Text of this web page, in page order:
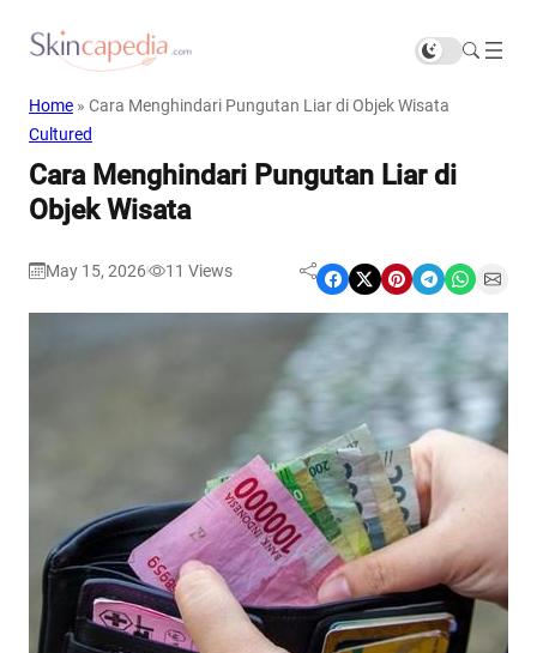
Home » Cara Menghindari Pungutan Liar di Objek Wisata
Cultured
Cara Menghindari Pungutan Liar di
Objek Wisata
May 15, 2026 11 Views Share on Facebook Share on X Share on Pinterest Share on Telegram Share on WhatsApp Share on Email